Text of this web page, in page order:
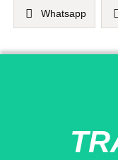
Whatsapp